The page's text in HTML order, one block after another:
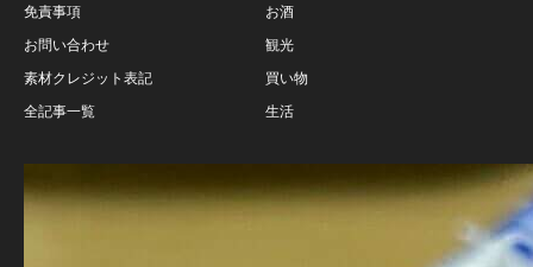
免責事項
お問い合わせ
素材クレジット表記
全記事一覧
お酒
観光
買い物
生活